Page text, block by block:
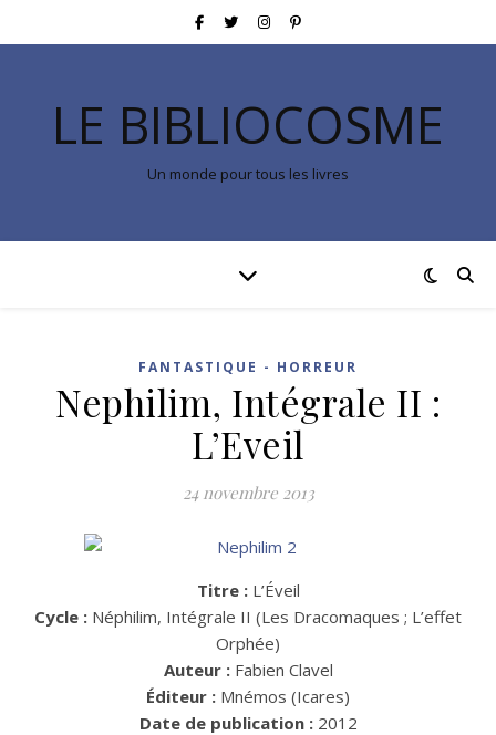
LE BIBLIOCOSME
Un monde pour tous les livres
FANTASTIQUE - HORREUR
Nephilim, Intégrale II :
L’Eveil
24 novembre 2013
Titre : L’Éveil
Cycle : Néphilim, Intégrale II (Les Dracomaques ; L’effet
Orphée)
Auteur : Fabien Clavel
Éditeur : Mnémos (Icares)
Date de publication : 2012